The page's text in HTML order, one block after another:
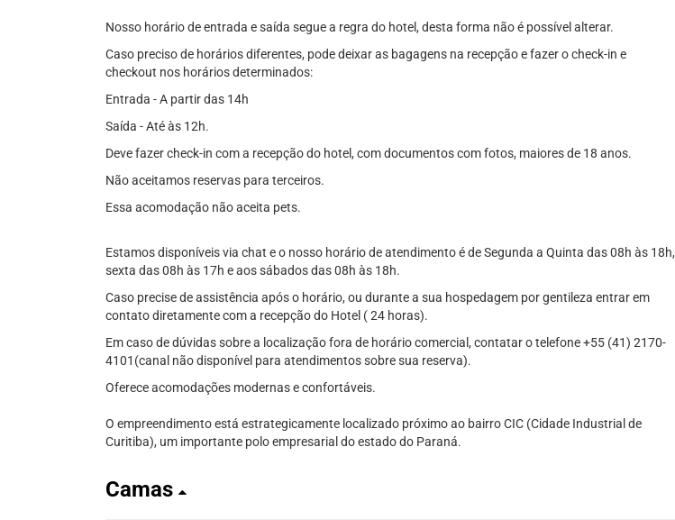
Nosso horário de entrada e saída segue a regra do hotel, desta forma não é possível alterar.
Caso preciso de horários diferentes, pode deixar as bagagens na recepção e fazer o check-in e
checkout nos horários determinados:
Entrada - A partir das 14h
Saída - Até às 12h.
Deve fazer check-in com a recepção do hotel, com documentos com fotos, maiores de 18 anos.
Não aceitamos reservas para terceiros.
Essa acomodação não aceita pets.
Estamos disponíveis via chat e o nosso horário de atendimento é de Segunda a Quinta das 08h às 18h,
sexta das 08h às 17h e aos sábados das 08h às 18h.
Caso precise de assistência após o horário, ou durante a sua hospedagem por gentileza entrar em
contato diretamente com a recepção do Hotel ( 24 horas).
Em caso de dúvidas sobre a localização fora de horário comercial, contatar o telefone +55 (41) 2170-
4101(canal não disponível para atendimentos sobre sua reserva).
Oferece acomodações modernas e confortáveis.
O empreendimento está estrategicamente localizado próximo ao bairro CIC (Cidade Industrial de
Curitiba), um importante polo empresarial do estado do Paraná.
Camas